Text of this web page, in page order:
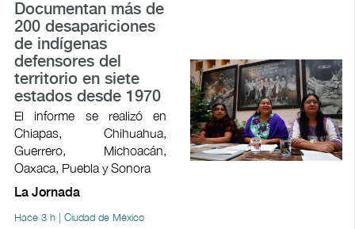
Documentan más de
200 desapariciones
de indígenas
defensores del
territorio en siete
estados desde 1970
El informe se realizó en
Chiapas, Chihuahua,
Guerrero, Michoacán,
Oaxaca, Puebla y Sonora
La Jornada
Hace 3 h | Ciudad de México